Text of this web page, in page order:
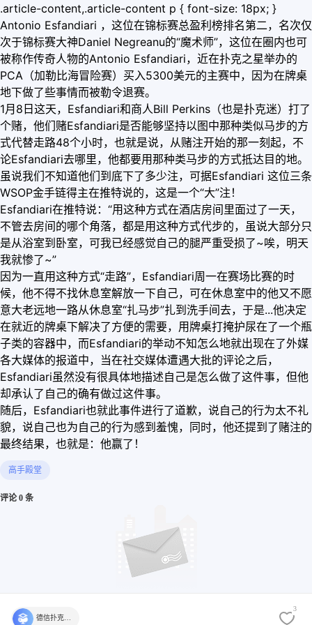
.article-content,.article-content p { font-size: 18px; }
Antonio Esfandiari ，这位在锦标赛总盈利榜排名第二，名次仅
次于锦标赛大神Daniel Negreanu的“魔术师”，这位在圈内也可
被称作传奇人物的Antonio Esfandiari，近在扑克之星举办的
PCA（加勒比海冒险赛）买入5300美元的主赛中，因为在牌桌
地下做了些事情而被勒令退赛。
1月8日这天，Esfandiari和商人Bill Perkins（也是扑克迷）打了
个赌，他们赌Esfandiari是否能够坚持以图中那种类似马步的方
式代替走路48个小时，也就是说，从赌注开始的那一刻起，不
论Esfandiari去哪里，他都要用那种类马步的方式抵达目的地。
虽说我们不知道他们到底下了多少注，可据Esfandiari 这位三条
WSOP金手链得主在推特说的，这是一个“大”注！
Esfandiari在推特说：“用这种方式在酒店房间里面过了一天，
不管去房间的哪个角落，都是用这种方式代步的，虽说大部分只
是从浴室到卧室，可我已经感觉自己的腿严重受损了~唉，明天
我就惨了~”
因为一直用这种方式“走路”，Esfandiari周一在赛场比赛的时
候，他不得不找休息室解放一下自己，可在休息室中的他又不愿
意大老远地一路从休息室“扎马步”扎到洗手间去，于是...他决定
在就近的牌桌下解决了方便的需要，用牌桌打掩护尿在了一个瓶
子类的容器中，而Esfandiari的举动不知怎么地就出现在了外媒
各大媒体的报道中，当在社交媒体遭遇大批的评论之后，
Esfandiari虽然没有很具体地描述自己是怎么做了这件事，但他
却承认了自己的确有做过这件事。
随后，Esfandiari也就此事件进行了道歉，说自己的行为太不礼
貌，说自己也为自己的行为感到羞愧，同时，他还提到了赌注的
最终结果，也就是：他赢了！
高手殿堂
评论 0 条
3